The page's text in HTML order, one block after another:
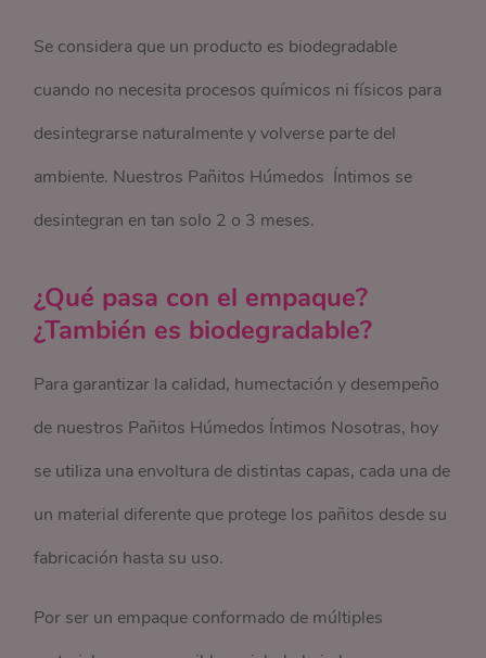
Se considera que un producto es biodegradable
cuando no necesita procesos químicos ni físicos para
desintegrarse naturalmente y volverse parte del
ambiente. Nuestros Pañitos Húmedos Íntimos se
desintegran en tan solo 2 o 3 meses.
¿Qué pasa con el empaque?
¿También es biodegradable?
Para garantizar la calidad, humectación y desempeño
de nuestros Pañitos Húmedos Íntimos Nosotras, hoy
se utiliza una envoltura de distintas capas, cada una de
un material diferente que protege los pañitos desde su
fabricación hasta su uso.
Por ser un empaque conformado de múltiples